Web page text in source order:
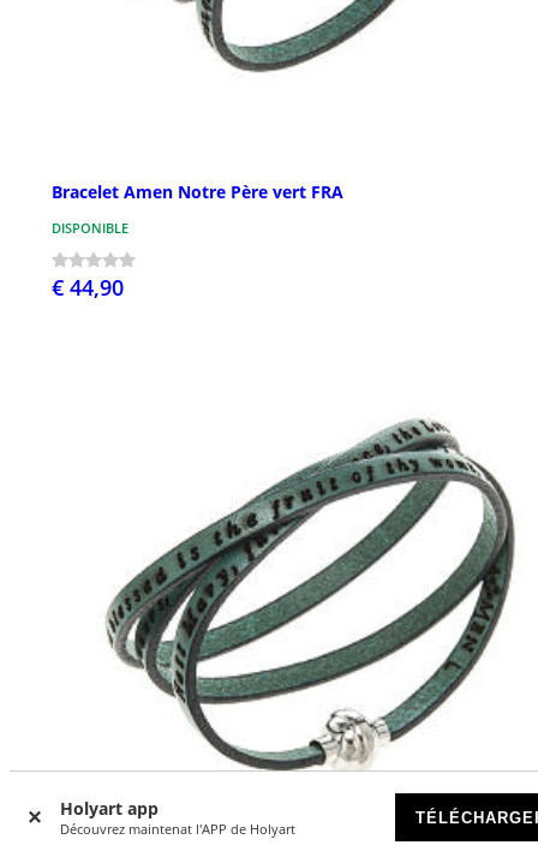
Holyart app
Découvrez maintenat l'APP de Holyart
Bracelet Amen Notre Père vert FRA
DISPONIBLE
€ 44,90
-25%